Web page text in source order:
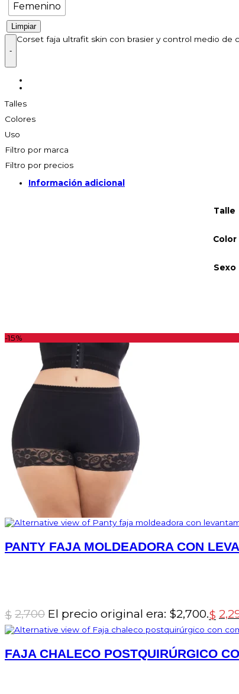
Femenino
Limpiar
Corset faja ultrafit skin con brasier y control medio de
Talles
Colores
Uso
Filtro por marca
Filtro por precios
Información adicional
Talle
Color
Sexo
-15%
PANTY FAJA MOLDEADORA CON
$ 2,700 El precio original era: $2,700.$
FAJA CHALECO POSTQUIRÚRGICO